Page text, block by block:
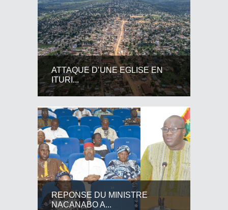
ATTAQUE D’UNE EGLISE EN
ITURI...
REPONSE DU MINISTRE
NACANABO A...